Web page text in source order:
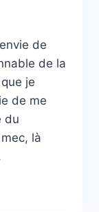
de
de la
je
de me
du
là